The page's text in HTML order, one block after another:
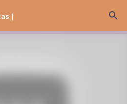
o conteúdo principal
|